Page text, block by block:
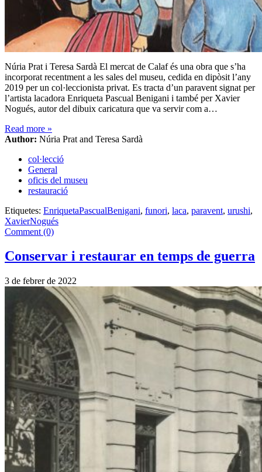
Núria Prat i Teresa Sardà El mercat de Calaf és una obra que s’ha
incorporat recentment a les sales del museu, cedida en dipòsit l’any
2019 per un col·leccionista privat. Es tracta d’un paravent signat per
l’artista lacadora Enriqueta Pascual Benigani i també per Xavier
Nogués, autor del dibuix caricatura que va servir com a…
Read more »
Author: Núria Prat and Teresa Sardà
col·lecció
General
oficis del museu
restauració
Etiquetes: EnriquetaPascualBenigani, funori, laca, paravent, urushi,
XavierNogués
Comment (0)
Conservar i restaurar en temps de guerra
3 de febrer de 2022